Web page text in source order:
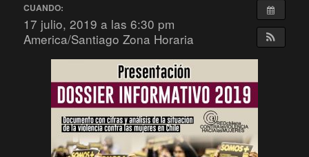
CUANDO:
17 julio, 2019 a las 6:30 pm
America/Santiago Zona Horaria